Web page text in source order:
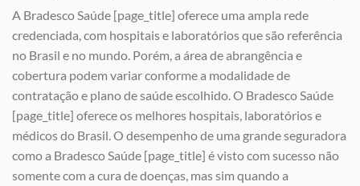
A Bradesco Saúde [page_title] oferece uma ampla rede
credenciada, com hospitais e laboratórios que são referência
no Brasil e no mundo. Porém, a área de abrangência e
cobertura podem variar conforme a modalidade de
contratação e plano de saúde escolhido. O Bradesco Saúde
[page_title] oferece os melhores hospitais, laboratórios e
médicos do Brasil. O desempenho de uma grande seguradora
como a Bradesco Saúde [page_title] é visto com sucesso não
somente com a cura de doenças, mas sim quando a